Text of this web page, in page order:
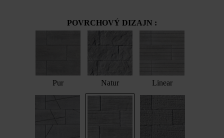
POVRCHOVÝ DIZAJN :
Pur Natur Linear